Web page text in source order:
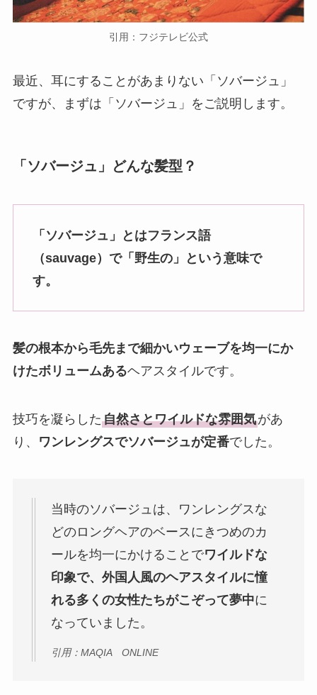
引用：フジテレビ公式
最近、耳にすることがあまりない「ソバージュ」
ですが、まずは「ソバージュ」をご説明します。
「ソバージュ」どんな髪型？
「ソバージュ」とはフランス語
（sauvage）で「野生の」という意味で
す。
髪の根本から毛先まで細かいウェーブを均一にか
けたボリュームあるヘアスタイルです。
技巧を凝らした自然さとワイルドな雰囲気があ
り、
ワンレングスでソバージュが定番でした。
当時のソバージュは、ワンレングスな
どのロングヘアのベースにきつめのカ
ールを均一にかけることでワイルドな
印象で、外国人風のヘアスタイルに憧
れる多くの女性たちがこぞって夢中に
なっていました。
引用：MAQIA ONLINE